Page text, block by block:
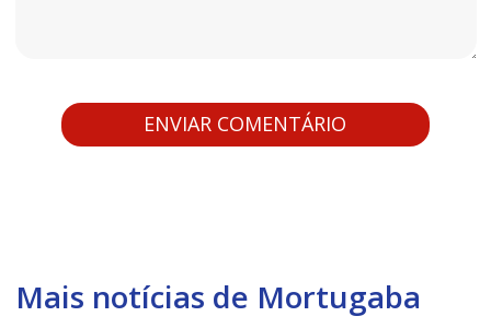
Mais notícias de Mortugaba